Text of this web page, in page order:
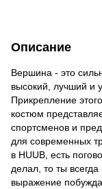
Описание
Вершина - это
высокий, лучший и
Прикрепление
костюм
спортсменов и
для современных
в HUUB, есть
делал, то ты
выражение